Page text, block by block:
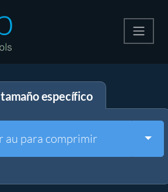
específico
au para comprimir